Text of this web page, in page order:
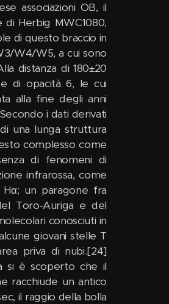
associazioni OB, il
Herbig MWC1080,
di questo braccio in
W4/W5, a cui sono
distanza di 180±20
di opacità 6, le cui
alla fine degli anni
i dati derivati
una lunga struttura
complesso come
di fenomeni di
infrarossa, come
un paragone fra
Toro-Auriga e del
conosciuti in
giovani stelle T
priva di nubi.[24]
si è scoperto che il
racchiude un antico
il raggio della bolla